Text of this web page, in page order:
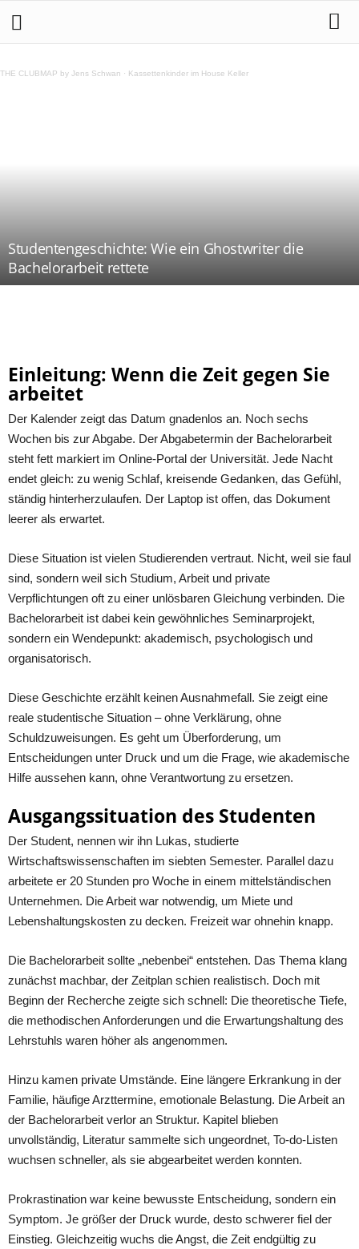
THE CLUBMAP by Jens Schwan · Kassettenkinder im House Keller
Studentengeschichte: Wie ein Ghostwriter die
Bachelorarbeit rettete
Einleitung: Wenn die Zeit gegen Sie
arbeitet
Der Kalender zeigt das Datum gnadenlos an. Noch sechs
Wochen bis zur Abgabe. Der Abgabetermin der Bachelorarbeit
steht fett markiert im Online-Portal der Universität. Jede Nacht
endet gleich: zu wenig Schlaf, kreisende Gedanken, das Gefühl,
ständig hinterherzulaufen. Der Laptop ist offen, das Dokument
leerer als erwartet.
Diese Situation ist vielen Studierenden vertraut. Nicht, weil sie faul
sind, sondern weil sich Studium, Arbeit und private
Verpflichtungen oft zu einer unlösbaren Gleichung verbinden. Die
Bachelorarbeit ist dabei kein gewöhnliches Seminarprojekt,
sondern ein Wendepunkt: akademisch, psychologisch und
organisatorisch.
Diese Geschichte erzählt keinen Ausnahmefall. Sie zeigt eine
reale studentische Situation – ohne Verklärung, ohne
Schuldzuweisungen. Es geht um Überforderung, um
Entscheidungen unter Druck und um die Frage, wie akademische
Hilfe aussehen kann, ohne Verantwortung zu ersetzen.
Ausgangssituation des Studenten
Der Student, nennen wir ihn Lukas, studierte
Wirtschaftswissenschaften im siebten Semester. Parallel dazu
arbeitete er 20 Stunden pro Woche in einem mittelständischen
Unternehmen. Die Arbeit war notwendig, um Miete und
Lebenshaltungskosten zu decken. Freizeit war ohnehin knapp.
Die Bachelorarbeit sollte „nebenbei“ entstehen. Das Thema klang
zunächst machbar, der Zeitplan schien realistisch. Doch mit
Beginn der Recherche zeigte sich schnell: Die theoretische Tiefe,
die methodischen Anforderungen und die Erwartungshaltung des
Lehrstuhls waren höher als angenommen.
Hinzu kamen private Umstände. Eine längere Erkrankung in der
Familie, häufige Arzttermine, emotionale Belastung. Die Arbeit an
der Bachelorarbeit verlor an Struktur. Kapitel blieben
unvollständig, Literatur sammelte sich ungeordnet, To-do-Listen
wuchsen schneller, als sie abgearbeitet werden konnten.
Prokrastination war keine bewusste Entscheidung, sondern ein
Symptom. Je größer der Druck wurde, desto schwerer fiel der
Einstieg. Gleichzeitig wuchs die Angst, die Zeit endgültig zu